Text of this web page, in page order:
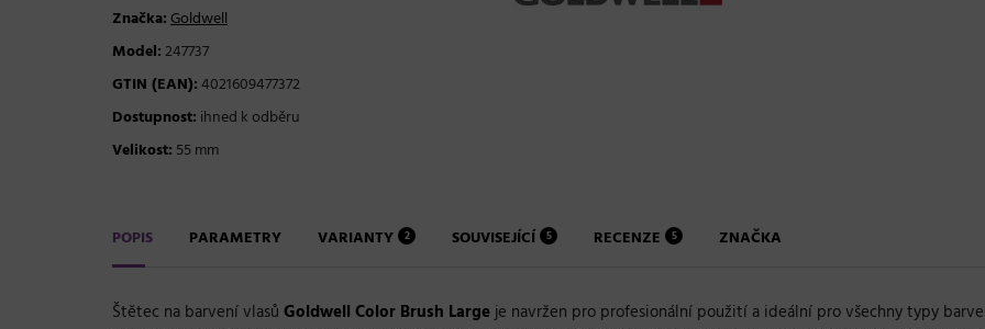
Značka:Goldwell
Model:247737
GTIN (EAN):4021609477372
Dostupnost: ihned k odběru
Velikost: 55 mm
POPIS PARAMETRY VARIANTY 2 SOUVISEJÍCÍ 5 RECENZE 5 ZNAČKA
Štětec na barvení vlasů Goldwell Color Brush Large je navržen pro profesionální použití a ideální pro všechny typy